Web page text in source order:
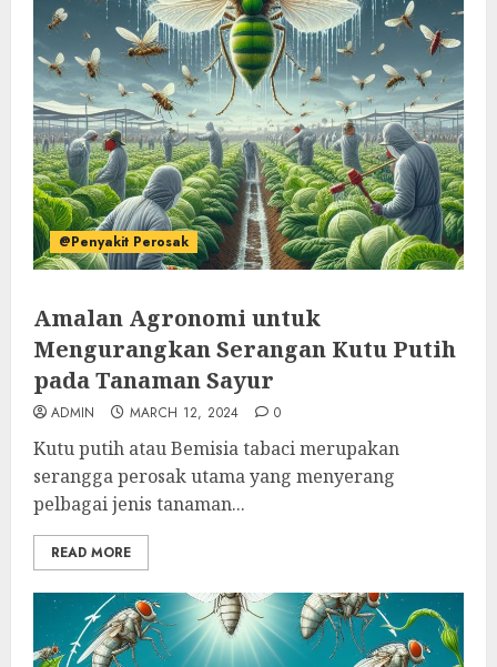
@Penyakit Perosak
Amalan Agronomi untuk
Mengurangkan Serangan Kutu Putih
pada Tanaman Sayur
ADMIN MARCH 12, 2024 0
Kutu putih atau Bemisia tabaci merupakan
serangga perosak utama yang menyerang
pelbagai jenis tanaman...
READ MORE